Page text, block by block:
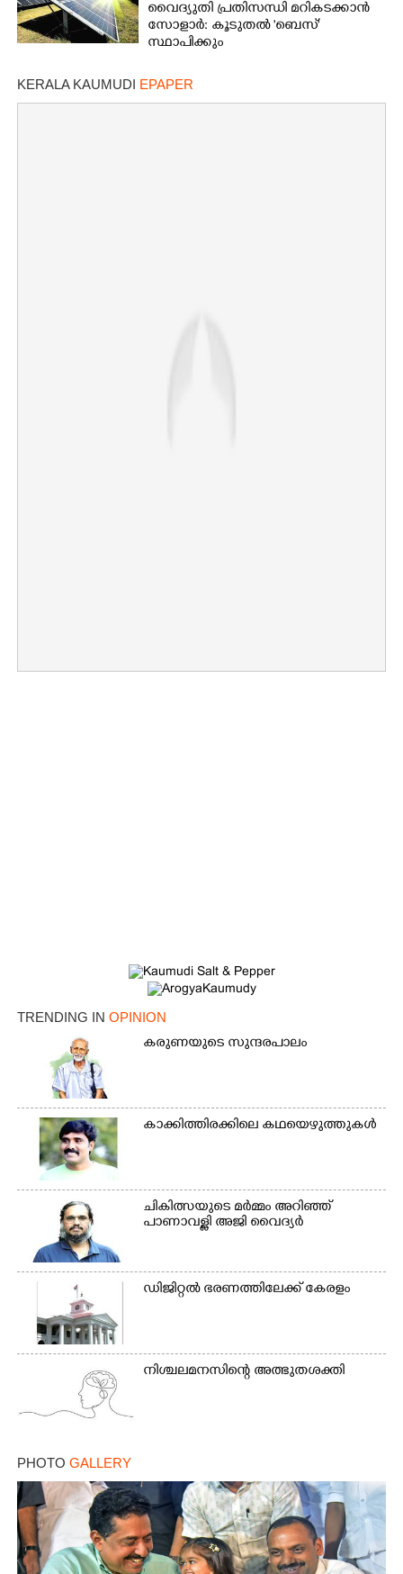
വൈദ്യുതി പ്രതിസന്ധി മറികടക്കാൻ
സോളാർ: കൂടുതൽ 'ബെസ്"
സ്ഥാപിക്കും
KERALA KAUMUDI EPAPER
TRENDING IN OPINION
കരുണയുടെ സുന്ദരപാലം
കാക്കിത്തിരക്കിലെ കഥയെഴുത്തുകൾ
ചികിത്സയുടെ മർമ്മം അറിഞ്ഞ്
പാണാവള്ളി അജി വൈദ്യർ
ഡിജിറ്റൽ ഭരണത്തിലേക്ക് കേരളം
നിശ്ചലമനസിന്റെ അത്ഭുതശക്തി
PHOTO GALLERY